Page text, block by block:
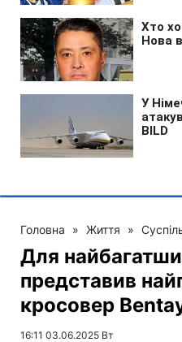
Головна » Життя »
Для
представив
кросовер
16:11 03.06.2025 Вт